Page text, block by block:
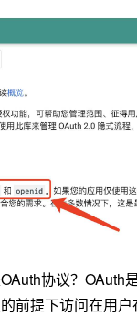
协议？OAuth
前提下访问在用